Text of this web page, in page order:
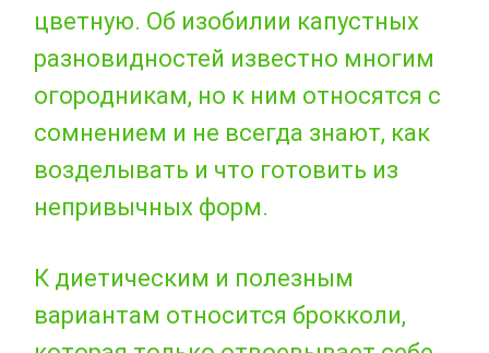
цветную. Об изобилии капустных
разновидностей известно многим
огородникам, но к ним относятся с
сомнением и не всегда знают, как
возделывать и что готовить из
непривычных форм.
К диетическим и полезным
вариантам относится брокколи,